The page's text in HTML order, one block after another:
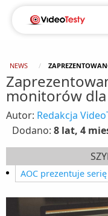
NEWS
monitorów
Autor: Redakcja
Dodano: 8 lat, 4
AOC prezentuje serię
Specyfikacja
P1: